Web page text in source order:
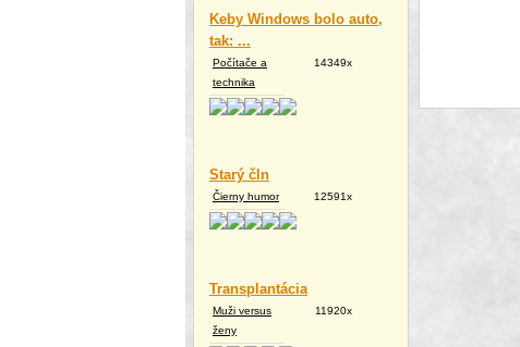
Keby Windows bolo auto,
tak: ...
Počítače a
technika
14349x
Starý čln
Čierny humor 12591x
Transplantácia
Muži versus
ženy
11920x